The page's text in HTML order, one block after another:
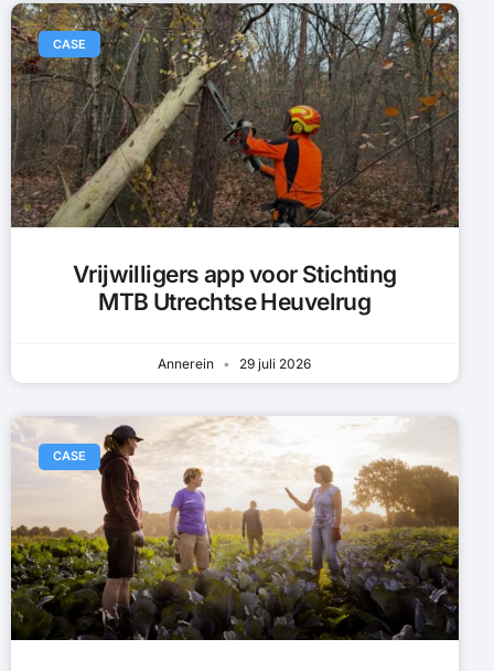
CASE
Vrijwilligers app voor Stichting
MTB Utrechtse Heuvelrug
Annerein 29 juli 2026
CASE